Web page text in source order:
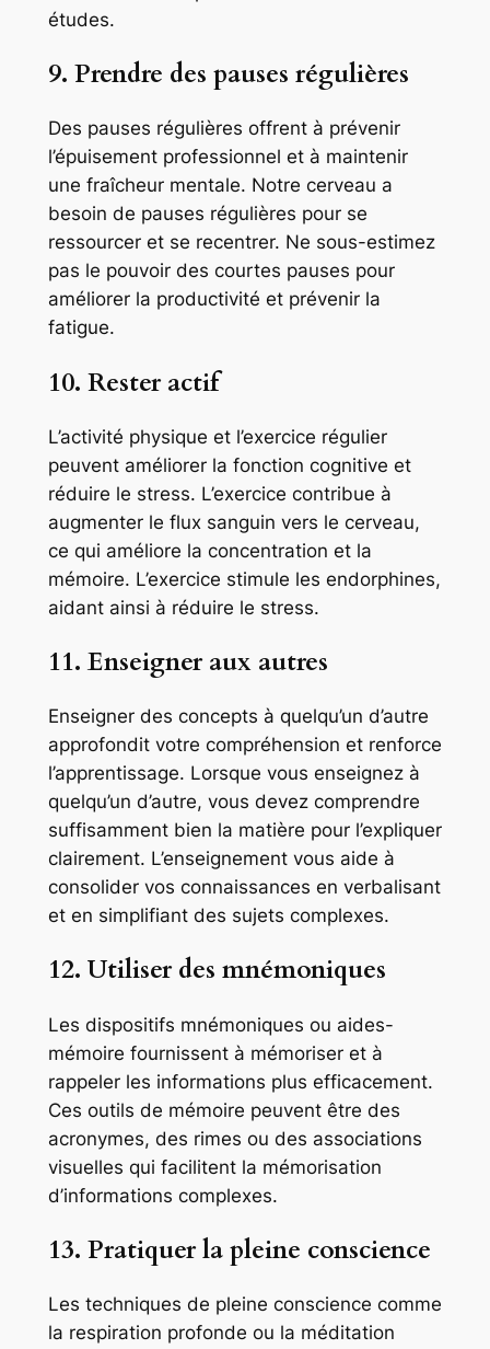
études.
9. Prendre des pauses régulières
Des pauses régulières offrent à prévenir
l’épuisement professionnel et à maintenir
une fraîcheur mentale. Notre cerveau a
besoin de pauses régulières pour se
ressourcer et se recentrer. Ne sous-estimez
pas le pouvoir des courtes pauses pour
améliorer la productivité et prévenir la
fatigue.
10. Rester actif
L’activité physique et l’exercice régulier
peuvent améliorer la fonction cognitive et
réduire le stress. L’exercice contribue à
augmenter le flux sanguin vers le cerveau,
ce qui améliore la concentration et la
mémoire. L’exercice stimule les endorphines,
aidant ainsi à réduire le stress.
11. Enseigner aux autres
Enseigner des concepts à quelqu’un d’autre
approfondit votre compréhension et renforce
l’apprentissage. Lorsque vous enseignez à
quelqu’un d’autre, vous devez comprendre
suffisamment bien la matière pour l’expliquer
clairement. L’enseignement vous aide à
consolider vos connaissances en verbalisant
et en simplifiant des sujets complexes.
12. Utiliser des mnémoniques
Les dispositifs mnémoniques ou aides-
mémoire fournissent à mémoriser et à
rappeler les informations plus efficacement.
Ces outils de mémoire peuvent être des
acronymes, des rimes ou des associations
visuelles qui facilitent la mémorisation
d’informations complexes.
13. Pratiquer la pleine conscience
Les techniques de pleine conscience comme
la respiration profonde ou la méditation